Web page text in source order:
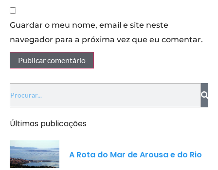
Guardar o meu nome, email e site neste
navegador para a próxima vez que eu comentar.
Últimas publicações
A Rota do Mar de Arousa e do Rio